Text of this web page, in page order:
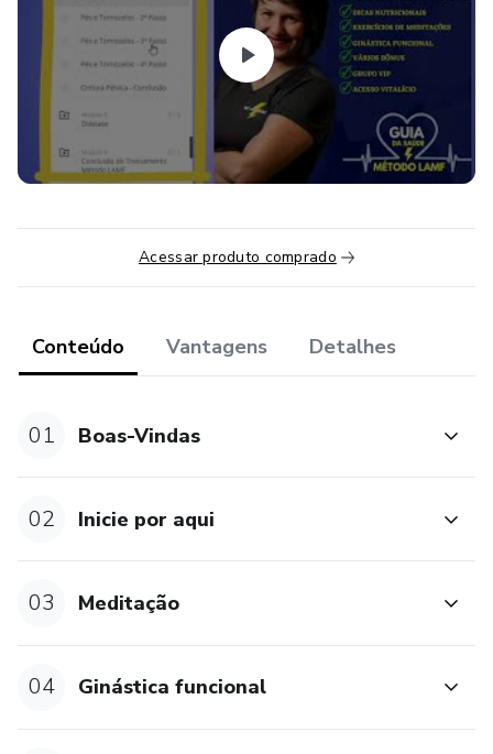
OS 4 PILARES DO MÉTODO LAMF:
LIBERAR O QUE ESTÁ PRESO (LIBERAÇÃO
MIOFASCIAL)
ALONGAMENTO DAS FIBRAS MUSCULARES
(ALONGAMENTO)
MELHORAR A MOBILIDADE DAS ARTICULAÇÕES
(MOBILIDADE ARTICULAR)
Acessar produto comprado
Conteúdo Vantagens Detalhes
01 Boas-Vindas
02 Inicie por aqui
03 Meditação
04 Ginástica funcional